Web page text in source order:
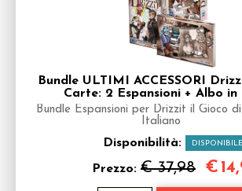
Bundle ULTIMI ACCESSORI
Carte: 2 Espansioni + Albo
Bundle Espansioni per Drizzit il Gioco
Italiano
Disponibilità: DISPONIBILE
Prezzo: € 37,98 €